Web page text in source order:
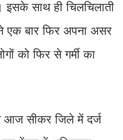
साथ ही चिलचिलाती
एक बार फिर अपना असर
को फिर से गर्मी का
आज सीकर जिले में दर्ज